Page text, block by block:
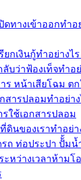
ดทางเข้าออกท
กเงินกู้ทำอย่าง
ว่าฟ้องเท็จทำอ
หน้าเสียโฉม ตก
สารปลอมทำอย่
ใช้เอกสารปลอม
นของเราทำอย่
ถ ท่อประปา ปัั้ม
ว่างเวลาห้ามโ